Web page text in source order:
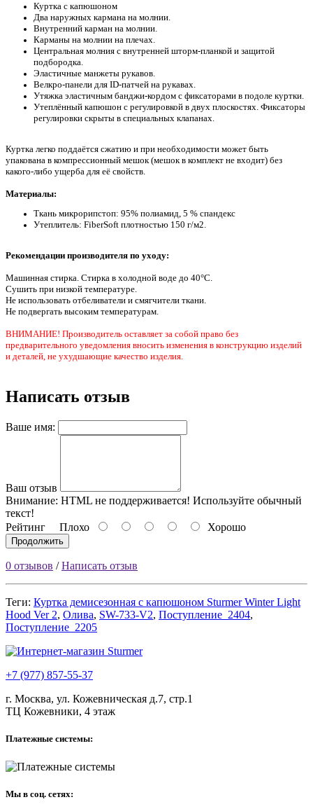
Куртка с капюшоном
Два наружных кармана на молнии.
Внутренний карман на молнии.
Карманы на молнии на плечах.
Центральная молния с внутренней шторм-планкой и защитой
подбородка.
Эластичные манжеты рукавов.
Велкро-панели для ID-патчей на рукавах.
Утяжка эластичным банджи-кордом с фиксаторами в подоле куртки.
Утеплённый капюшон с регулировкой в двух плоскостях. Фиксаторы
регулировки скрыты в специальных клапанах.
Куртка легко поддаётся сжатию и при необходимости может быть
упакована в компрессионный мешок (мешок в комплект не входит) без
какого-либо ущерба для её свойств.
Материалы:
Ткань микрорипстоп: 95% полиамид, 5 % спандекс
Утеплитель: FiberSoft плотностью 150 г/м2.
Рекомендации производителя по уходу:
Машинная стирка. Стирка в холодной воде до 40°C.
Сушить при низкой температуре.
Не использовать отбеливатели и смягчители ткани.
Не подвергать высоким температурам.
ВНИМАНИЕ! Производитель оставляет за собой право без
предварительного уведомления вносить изменения в конструкцию изделий
и деталей, не ухудшающие качество изделия.
Написать отзыв
Ваше имя:
Ваш отзыв
Внимание: HTML не поддерживается! Используйте обычный
текст!
Рейтинг Плохо Хорошо
Продолжить
0 отзывов /Написать отзыв
Теги: Куртка демисезонная с капюшоном Sturmer Winter Light
Hood Ver 2, Олива, SW-733-V2, Поcтупление_2404,
Поcтупление_2205
+7 (977) 857-55-37
г. Москва, ул. Кожевническая д.7, стр.1
ТЦ Кожевники, 4 этаж
Платежные системы:
Мы в соц. сетях: